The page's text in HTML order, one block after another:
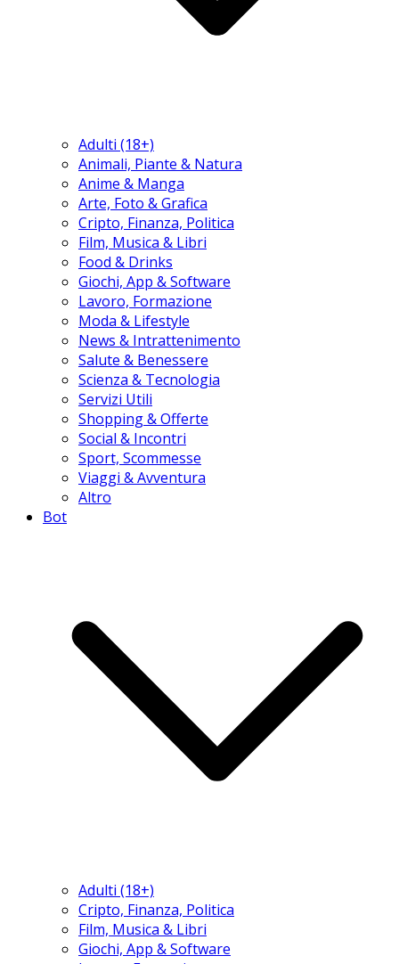
Adulti (18+)
Animali, Piante & Natura
Anime & Manga
Arte, Foto & Grafica
Cripto, Finanza, Politica
Film, Musica & Libri
Food & Drinks
Giochi, App & Software
Lavoro, Formazione
Moda & Lifestyle
News & Intrattenimento
Salute & Benessere
Scienza & Tecnologia
Servizi Utili
Shopping & Offerte
Social & Incontri
Sport, Scommesse
Viaggi & Avventura
Altro
Bot
Adulti (18+)
Cripto, Finanza, Politica
Film, Musica & Libri
Giochi, App & Software